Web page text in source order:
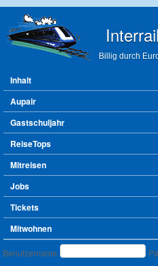
Billig durch
Hauptmenü
Inhalt
Aupair
Gastschuljahr
ReiseTops
Mitreisen
Jobs
Tickets
Mitwohnen
Benutzeranmeldung
Benutzername